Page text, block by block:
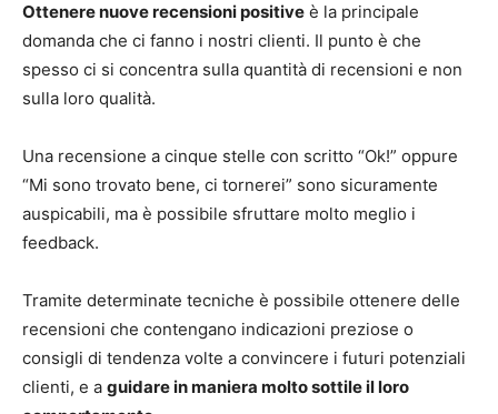
Ottenere nuove recensioni positive è la principale
domanda che ci fanno i nostri clienti. Il punto è che
spesso ci si concentra sulla quantità di recensioni e non
sulla loro qualità.
Una recensione a cinque stelle con scritto “Ok!” oppure
“Mi sono trovato bene, ci tornerei” sono sicuramente
auspicabili, ma è possibile sfruttare molto meglio i
feedback.
Tramite determinate tecniche è possibile ottenere delle
recensioni che contengano indicazioni preziose o
consigli di tendenza volte a convincere i futuri potenziali
clienti, e a guidare in maniera molto sottile il loro